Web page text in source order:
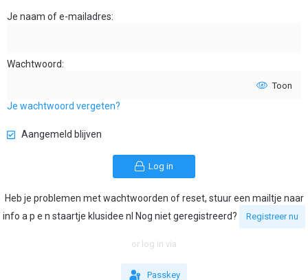
Je naam of e-mailadres
Wachtwoord
Toon
Je wachtwoord vergeten?
Aangemeld blijven
Log in
Heb je problemen met wachtwoorden of reset, stuur een mailtje naar
info a p e n staartje klusidee nl Nog niet geregistreerd?
Registreer nu
or log in via
Passkey